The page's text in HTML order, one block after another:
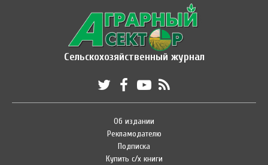
Сельскохозяйственный журнал
Об издании
Рекламодателю
Подписка
Купить с/х книги